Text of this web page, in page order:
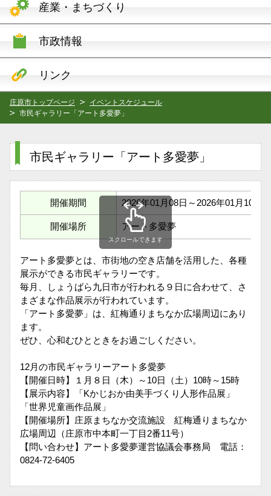
産業・まちづくり
市政情報
リンク
庄原市トップページ
イベントスケジュール
市民ギャラリー「アート多愛夢」
市民ギャラリー「アート多愛夢」
開催期間 2026年01月08日～2026年01月10日
開催場所 アート多愛夢
スクロールできます
アート多愛夢とは、市街地の空き店舗を活用した、各種
展示ができる市民ギャラリーです。
毎月、しょうばら九日市が行われる９日に合わせて、さ
まざまな作品展示が行われています。
「アート多愛夢」は、紅梅通りまちなか広場周辺にあり
ます。
ぜひ、心和むひとときをお過ごしください。
12月の市民ギャラリーアート多愛夢
【開催日時】１月８日（木）～10日（土）10時～15時
【展示内容】「Kかじおか由美手づくり人形作品展」
「世界児童画作品展」
【開催場所】庄原まちなか交流施設 紅梅通りまちなか
広場周辺（庄原市中本町一丁目2番11号）
【問い合わせ】アート多愛夢運営協議会事務局 電話：
0824-72-6405